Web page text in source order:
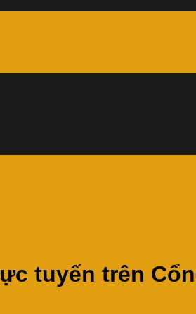
tuyến trên